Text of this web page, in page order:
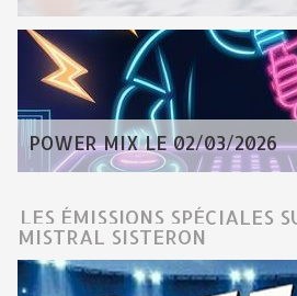
POWER MIX LE 02/03/2026
LES ÉMISSIONS SPÉCIALES
MISTRAL SISTERON